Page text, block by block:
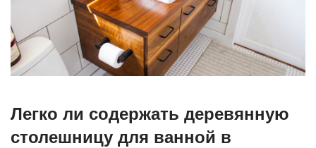
Легко ли содержать деревянную
столешницу для ванной в